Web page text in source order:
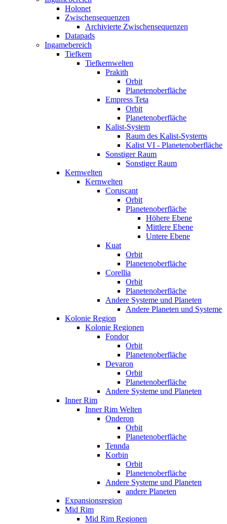
Holonet
Zwischensequenzen
Archivierte Zwischensequenzen
Datapads
Ingamebereich
Tiefkern
Tiefkernwelten
Prakith
Orbit
Planetenoberfläche
Empress Teta
Orbit
Planetenoberfläche
Kalist-System
Raum des Kalist-Systems
Kalist VI - Planetenoberfläche
Sonstiger Raum
Sonstiger Raum
Kernwelten
Kernwelten
Coruscant
Orbit
Planetenoberfläche
Höhere Ebene
Mittlere Ebene
Untere Ebene
Kuat
Orbit
Planetenoberfläche
Corellia
Orbit
Planetenoberfläche
Andere Systeme und Planeten
Andere Planeten und Systeme
Kolonie Region
Kolonie Regionen
Fondor
Orbit
Planetenoberfläche
Devaron
Orbit
Planetenoberfläche
Andere Systeme und Planeten
Inner Rim
Inner Rim Welten
Onderon
Orbit
Planetenoberfläche
Tennda
Korbin
Orbit
Planetenoberfläche
Andere Systeme und Planeten
andere Planeten
Expansionsregion
Mid Rim
Mid Rim Regionen